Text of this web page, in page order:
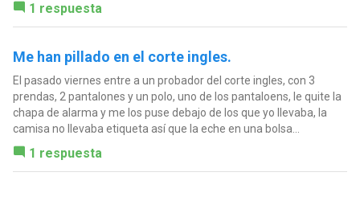
1 respuesta
Me han pillado en el corte ingles.
El pasado viernes entre a un probador del corte ingles, con 3
prendas, 2 pantalones y un polo, uno de los pantaloens, le quite la
chapa de alarma y me los puse debajo de los que yo llevaba, la
camisa no llevaba etiqueta así que la eche en una bolsa...
1 respuesta